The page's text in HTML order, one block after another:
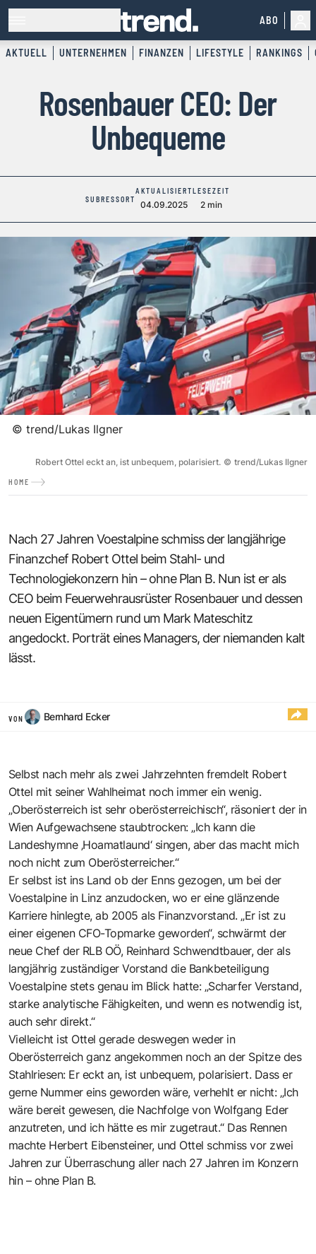
ABO
AKTUELL UNTERNEHMEN FINANZEN LIFESTYLE RANKINGS
Rosenbauer CEO: Der
Unbequeme
SUBRESSORT
AKTUALISIERT
04.09.2025
LESEZEIT
2 min
© trend/Lukas Ilgner
Robert Ottel eckt an, ist unbequem, polarisiert. © trend/Lukas Ilgner
HOME
Nach 27 Jahren Voestalpine schmiss der langjährige
Finanzchef Robert Ottel beim Stahl- und
Technologiekonzern hin – ohne Plan B. Nun ist er als
CEO beim Feuerwehrausrüster Rosenbauer und dessen
neuen Eigentümern rund um Mark Mateschitz
angedockt. Porträt eines Managers, der niemanden kalt
lässt.
VON Bernhard Ecker
Selbst nach mehr als zwei Jahrzehnten fremdelt Robert
Ottel mit seiner Wahlheimat noch immer ein wenig.
„Oberösterreich ist sehr oberösterreichisch“, räsoniert der in
Wien Aufgewachsene staubtrocken: „Ich kann die
Landeshymne ‚Hoamatlaund‘ singen, aber das macht mich
noch nicht zum Oberösterreicher.“
Er selbst ist ins Land ob der Enns gezogen, um bei der
Voestalpine in Linz anzudocken, wo er eine glänzende
Karriere hinlegte, ab 2005 als Finanzvorstand. „Er ist zu
einer eigenen CFO-Topmarke geworden“, schwärmt der
neue Chef der RLB OÖ, Reinhard Schwendtbauer, der als
langjährig zuständiger Vorstand die Bankbeteiligung
Voestalpine stets genau im Blick hatte: „Scharfer Verstand,
starke analytische Fähigkeiten, und wenn es notwendig ist,
auch sehr direkt.“
Vielleicht ist Ottel gerade deswegen weder in
Oberösterreich ganz angekommen noch an der Spitze des
Stahlriesen: Er eckt an, ist unbequem, polarisiert. Dass er
gerne Nummer eins geworden wäre, verhehlt er nicht: „Ich
wäre bereit gewesen, die Nachfolge von Wolfgang Eder
anzutreten, und ich hätte es mir zugetraut.“ Das Rennen
machte Herbert Eibensteiner, und Ottel schmiss vor zwei
Jahren zur Überraschung aller nach 27 Jahren im Konzern
hin – ohne Plan B.